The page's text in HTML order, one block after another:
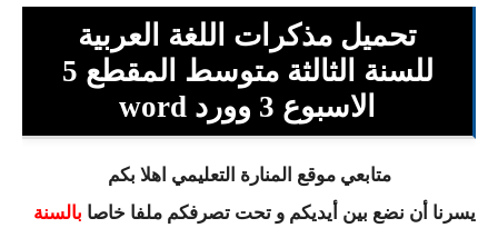
السنة الرابعة ابتدائي
السنة الخامسة ابتدائي
شهادة التعليم الابتدائي
تزيين القسم
التعليم المتوسط
تحميل مذكرات اللغة العربية
للسنة الثالثة متوسط المقطع 5
الاسبوع 3 وورد word
متابعي موقع المنارة التعليمي اهلا بكم
يسرنا أن نضع بين أيديكم و تحت تصرفكم ملفا خاصا بالسنة